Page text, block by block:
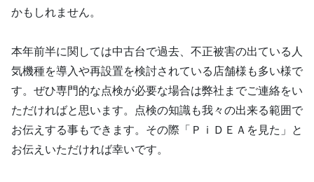
かもしれません。
本年前半に関しては中古台で過去、不正被害の出ている人
気機種を導入や再設置を検討されている店舗様も多い様で
す。ぜひ専門的な点検が必要な場合は弊社までご連絡をい
ただければと思います。点検の知識も我々の出来る範囲で
お伝えする事もできます。その際「ＰｉＤＥＡを見た」と
お伝えいただければ幸いです。